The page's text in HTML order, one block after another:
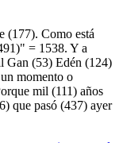
(177). Como está
= 1538. Y a
Gan (53) Edén (124)
momento o
mil (111) años
que pasó (437) ayer